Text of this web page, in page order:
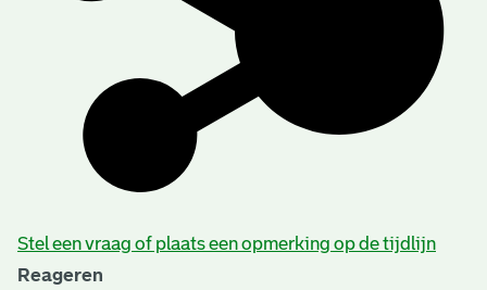
Stel een vraag of plaats een opmerking op de tijdlijn
Reageren